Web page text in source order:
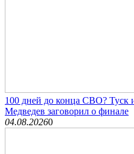
100 дней до конца СВО? Туск
Медведев заговорил о финале
04.08.20260